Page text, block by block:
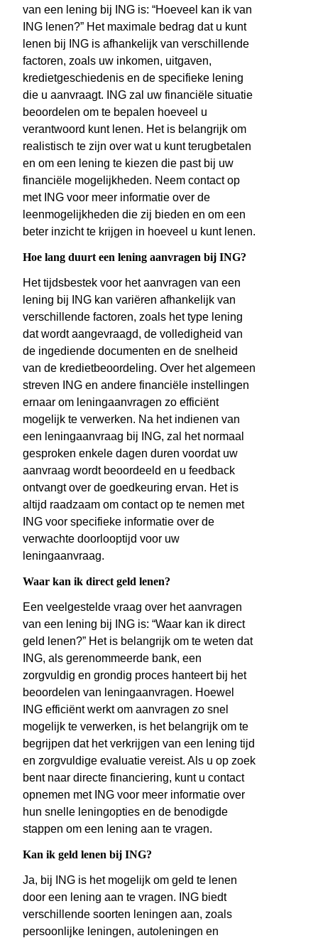
van een lening bij ING is: “Hoeveel kan ik van
ING lenen?” Het maximale bedrag dat u kunt
lenen bij ING is afhankelijk van verschillende
factoren, zoals uw inkomen, uitgaven,
kredietgeschiedenis en de specifieke lening
die u aanvraagt. ING zal uw financiële situatie
beoordelen om te bepalen hoeveel u
verantwoord kunt lenen. Het is belangrijk om
realistisch te zijn over wat u kunt terugbetalen
en om een lening te kiezen die past bij uw
financiële mogelijkheden. Neem contact op
met ING voor meer informatie over de
leenmogelijkheden die zij bieden en om een
beter inzicht te krijgen in hoeveel u kunt lenen.
Hoe lang duurt een lening aanvragen bij ING?
Het tijdsbestek voor het aanvragen van een
lening bij ING kan variëren afhankelijk van
verschillende factoren, zoals het type lening
dat wordt aangevraagd, de volledigheid van
de ingediende documenten en de snelheid
van de kredietbeoordeling. Over het algemeen
streven ING en andere financiële instellingen
ernaar om leningaanvragen zo efficiënt
mogelijk te verwerken. Na het indienen van
een leningaanvraag bij ING, zal het normaal
gesproken enkele dagen duren voordat uw
aanvraag wordt beoordeeld en u feedback
ontvangt over de goedkeuring ervan. Het is
altijd raadzaam om contact op te nemen met
ING voor specifieke informatie over de
verwachte doorlooptijd voor uw
leningaanvraag.
Waar kan ik direct geld lenen?
Een veelgestelde vraag over het aanvragen
van een lening bij ING is: “Waar kan ik direct
geld lenen?” Het is belangrijk om te weten dat
ING, als gerenommeerde bank, een
zorgvuldig en grondig proces hanteert bij het
beoordelen van leningaanvragen. Hoewel
ING efficiënt werkt om aanvragen zo snel
mogelijk te verwerken, is het belangrijk om te
begrijpen dat het verkrijgen van een lening tijd
en zorgvuldige evaluatie vereist. Als u op zoek
bent naar directe financiering, kunt u contact
opnemen met ING voor meer informatie over
hun snelle leningopties en de benodigde
stappen om een lening aan te vragen.
Kan ik geld lenen bij ING?
Ja, bij ING is het mogelijk om geld te lenen
door een lening aan te vragen. ING biedt
verschillende soorten leningen aan, zoals
persoonlijke leningen, autoleningen en